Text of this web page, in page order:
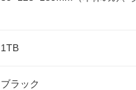
1TB
ブラック